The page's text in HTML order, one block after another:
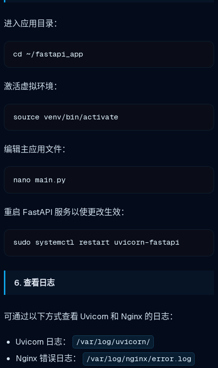
进入应用目录：
激活虚拟环境：
编辑主应用文件：
重启 FastAPI 服务以使更改生效：
6. 查看日志
可通过以下方式查看 Uvicorn 和 Nginx 的日志：
Uvicorn 日志： /var/log/uvicorn/
Nginx 错误日志： /var/log/nginx/error.log